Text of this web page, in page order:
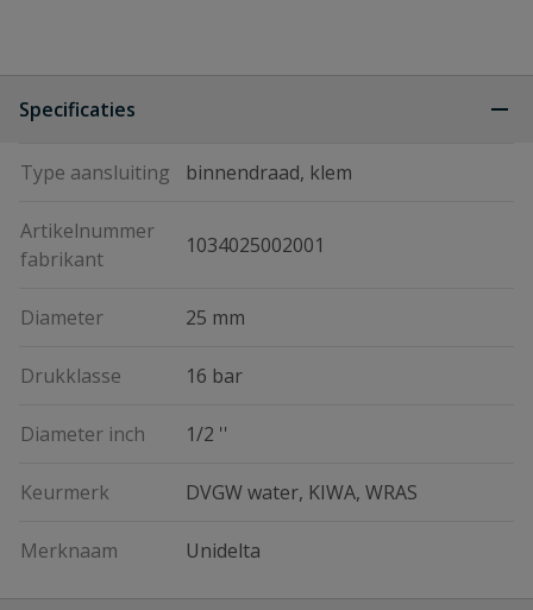
Specificaties
Type aansluiting binnendraad, klem
Artikelnummer
fabrikant
1034025002001
Diameter 25 mm
Drukklasse 16 bar
Diameter inch 1/2 ''
Keurmerk DVGW water, KIWA, WRAS
Merknaam Unidelta